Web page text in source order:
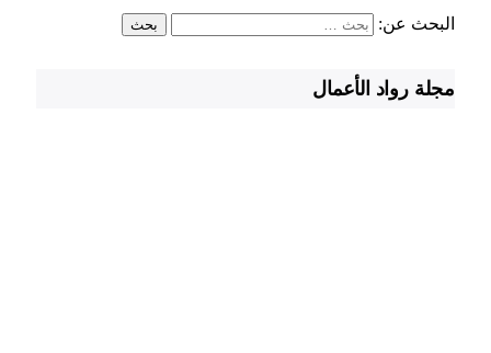
البحث عن:
مجلة رواد الأعمال